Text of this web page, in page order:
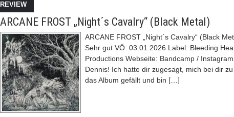
REVIEW
ARCANE FROST „Night´s Cavalry“ (Black Metal)
ARCANE FROST „Night´s Cavalry“ (Black
Sehr gut VÖ: 03.01.2026 Label: Bleeding
Productions Webseite: Bandcamp /
Dennis! Ich hatte dir zugesagt, mich bei dir
das Album gefällt und bin […]